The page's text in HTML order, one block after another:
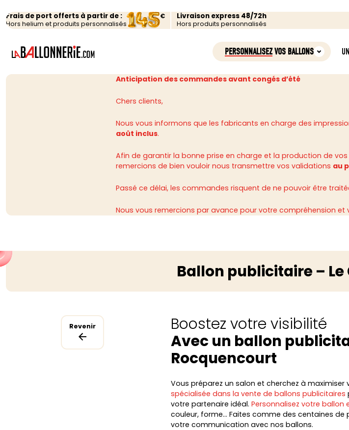
Frais de port offerts à partir de :
Hors helium et produits personnalisés
€ Livraison express 48/72h
Hors produits personnalisés
PERSONNALISEZVOS BALLONS
Anticipation des commandes avant congés d’été
Chers clients,
Nous vous informons que les fabricants en charge des
août inclus.
Afin de garantir la bonne prise en charge et la production de
remercions de bien vouloir nous transmettre vos validations au
Passé ce délai, les commandes risquent de ne pouvoir être
Nous vous remercions par avance pour votre compréhension et
Ballon publicitaire –
Revenir
Boostez votre visibilité
Avec un ballon
Rocquencourt
Vous préparez un salon et cherchez à maximiser
spécialisée dans la vente de ballons publicitaires
votre partenaire idéal. Personnalisez votre
couleur, forme… Faites comme des centaines
votre communication avec nos ballons.